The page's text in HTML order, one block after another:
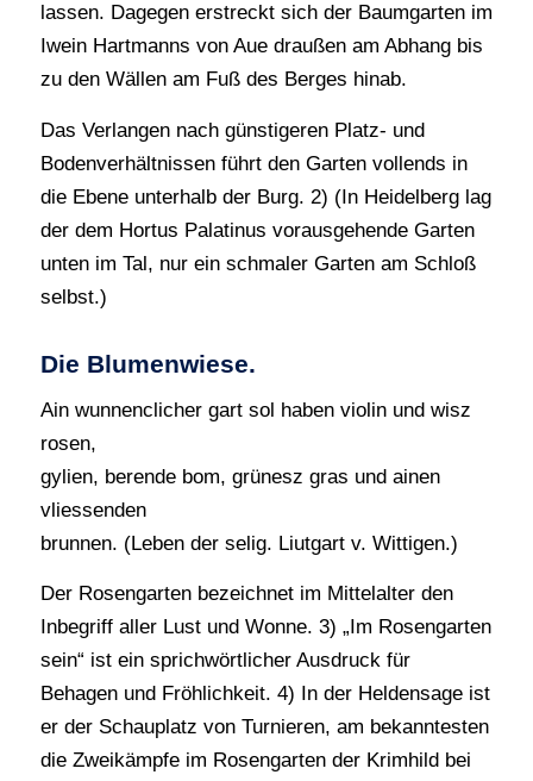
lassen. Dagegen erstreckt sich der Baumgarten im
Iwein Hartmanns von Aue draußen am Abhang bis
zu den Wällen am Fuß des Berges hinab.
Das Verlangen nach günstigeren Platz- und
Bodenverhältnissen führt den Garten vollends in
die Ebene unterhalb der Burg. 2) (In Heidelberg lag
der dem Hortus Palatinus vorausgehende Garten
unten im Tal, nur ein schmaler Garten am Schloß
selbst.)
Die Blumenwiese.
Ain wunnenclicher gart sol haben violin und wisz
rosen,
gylien, berende bom, grünesz gras und ainen
vliessenden
brunnen. (Leben der selig. Liutgart v. Wittigen.)
Der Rosengarten bezeichnet im Mittelalter den
Inbegriff aller Lust und Wonne. 3) „Im Rosengarten
sein“ ist ein sprichwörtlicher Ausdruck für
Behagen und Fröhlichkeit. 4) In der Heldensage ist
er der Schauplatz von Turnieren, am bekanntesten
die Zweikämpfe im Rosengarten der Krimhild bei